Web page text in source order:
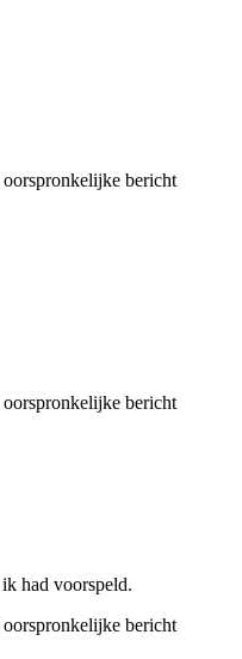
bericht
bericht
had voorspeld.
bericht